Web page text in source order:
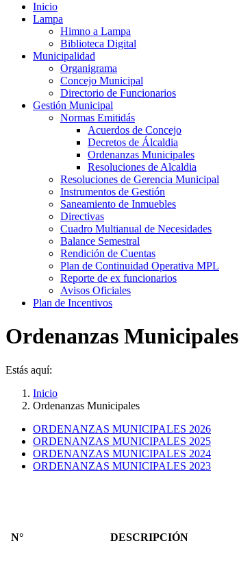
Inicio
Lampa
Himno a Lampa
Biblioteca Digital
Municipalidad
Organigrama
Concejo Municipal
Directorio de Funcionarios
Gestión Municipal
Normas Emitidás
Acuerdos de Concejo
Decretos de Álcaldia
Ordenanzas Municipales
Resoluciones de Alcaldia
Resoluciones de Gerencia Municipal
Instrumentos de Gestión
Saneamiento de Inmuebles
Directivas
Cuadro Multianual de Necesidades
Balance Semestral
Rendición de Cuentas
Plan de Continuidad Operativa MPL
Reporte de ex funcionarios
Avisos Oficiales
Plan de Incentivos
Ordenanzas Municipales
Estás aquí:
Inicio
Ordenanzas Municipales
ORDENANZAS MUNICIPALES 2026
ORDENANZAS MUNICIPALES 2025
ORDENANZAS MUNICIPALES 2024
ORDENANZAS MUNICIPALES 2023
N° DESCRIPCIÓN